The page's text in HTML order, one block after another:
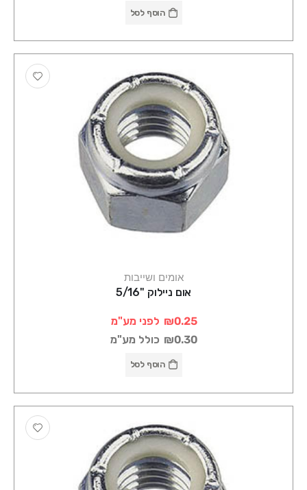
הוסף לסל
אומים ושייבות
אום ניילוק "5/16
₪0.25 לפני מע"מ
₪0.30 כולל מע"מ
הוסף לסל